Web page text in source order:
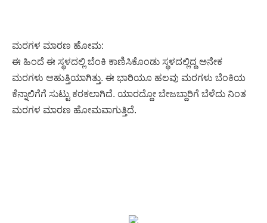
ಮರಗಳ ಮಾರಣ ಹೋಮ:
ಈ ಹಿಂದೆ ಈ ಸ್ಥಳದಲ್ಲಿ ಬೆಂಕಿ ಕಾಣಿಸಿಕೊಂಡು ಸ್ಥಳದಲ್ಲಿದ್ದ ಅನೇಕ
ಮರಗಳು ಆಹುತ್ತಿಯಾಗಿತ್ತು. ಈ ಭಾರಿಯೂ ಹಲವು ಮರಗಳು ಬೆಂಕಿಯ
ಕೆನ್ನಾಲಿಗೆಗೆ ಸುಟ್ಟು ಕರಕಲಾಗಿದೆ. ಯಾರದ್ದೋ ಬೇಜಬ್ದಾರಿಗೆ ಬೆಳೆದು ನಿಂತ
ಮರಗಳ ಮಾರಣ ಹೋಮವಾಗುತ್ತಿದೆ.